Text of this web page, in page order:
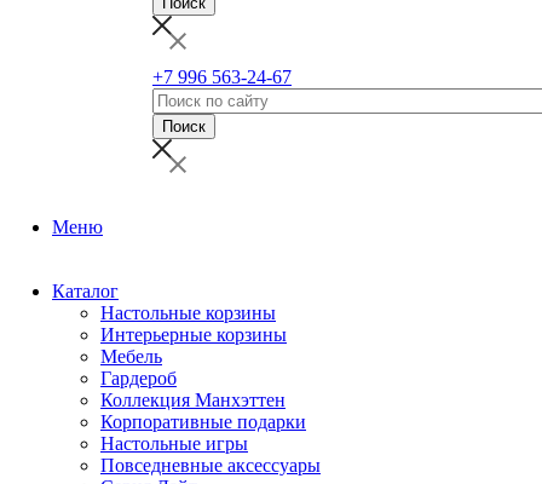
+7 996 563-24-67
Меню
Каталог
Настольные корзины
Интерьерные корзины
Мебель
Гардероб
Коллекция Манхэттен
Корпоративные подарки
Настольные игры
Повседневные аксессуары